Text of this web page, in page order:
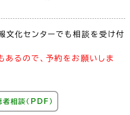
文化センターでも相談を受け付
あるので、予約をお願いしま
相談（PDF）